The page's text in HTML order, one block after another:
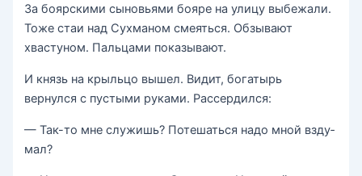
За боярскими сыновьями бояре на улицу выбежали.
Тоже стаи над Сухманом смеяться. Обзывают
хвастуном. Пальцами показывают.
И князь на крыльцо вышел. Видит, богатырь
вернулся с пустыми руками. Рассердился:
— Так-то мне служишь? Потешаться надо мной взду­
мал?